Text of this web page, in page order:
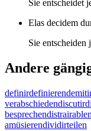
Sie entscheidet
Elas decidem
Sie entscheiden
Andere
definirdefinieren
verabschiedendiscutir
besprechendistrair
amüsierendividirteilen